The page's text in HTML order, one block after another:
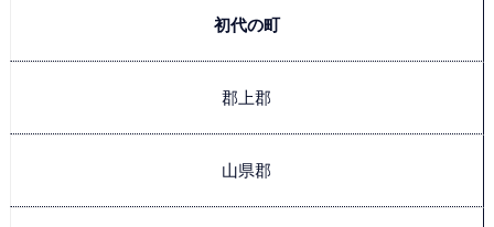
初代の町
郡上郡
山県郡